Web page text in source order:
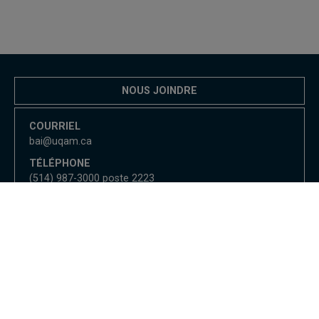
NOUS JOINDRE
COURRIEL
bai@uqam.ca
TÉLÉPHONE
(514) 987-3000 poste 2223